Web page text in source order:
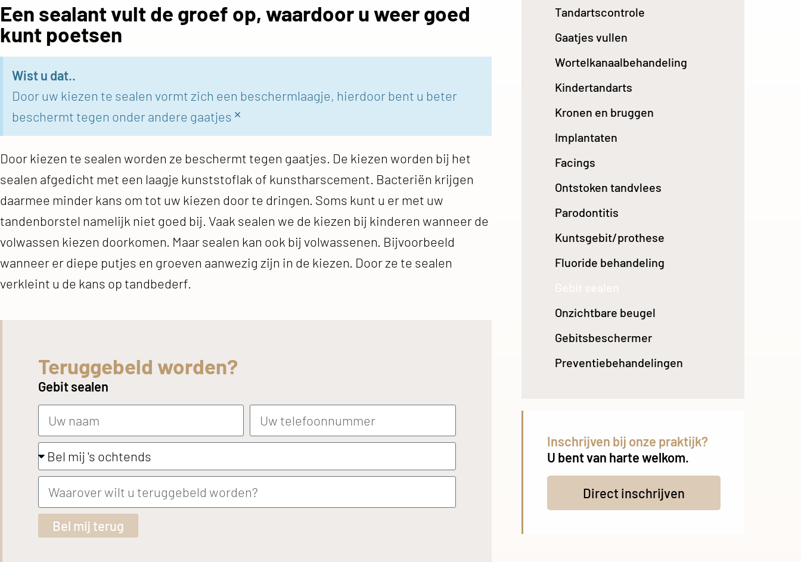
Een sealant vult de groef op, waardoor u weer goed
kunt poetsen
Wist u dat..
Door uw kiezen te sealen vormt zich een beschermlaagje, hierdoor bent u beter
beschermt tegen onder andere gaatjes ×
Door kiezen te sealen worden ze beschermt tegen gaatjes. De kiezen worden bij het
sealen afgedicht met een laagje kunststoflak of kunstharscement. Bacteriën krijgen
daarmee minder kans om tot uw kiezen door te dringen. Soms kunt u er met uw
tandenborstel namelijk niet goed bij. Vaak sealen we de kiezen bij kinderen wanneer de
volwassen kiezen doorkomen. Maar sealen kan ook bij volwassenen. Bijvoorbeeld
wanneer er diepe putjes en groeven aanwezig zijn in de kiezen. Door ze te sealen
verkleint u de kans op tandbederf.
Teruggebeld worden?
Gebit sealen
Bel mij terug
Tandartscontrole
Gaatjes vullen
Wortelkanaalbehandeling
Kindertandarts
Kronen en bruggen
Implantaten
Facings
Ontstoken tandvlees
Parodontitis
Kuntsgebit/prothese
Fluoride behandeling
Onzichtbare beugel
Gebitsbeschermer
Preventiebehandelingen
Inschrijven bij onze praktijk?
U bent van harte welkom.
Direct inschrijven